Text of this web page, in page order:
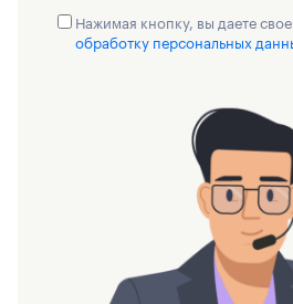
Нажимая кнопку, вы даете
обработку персональных